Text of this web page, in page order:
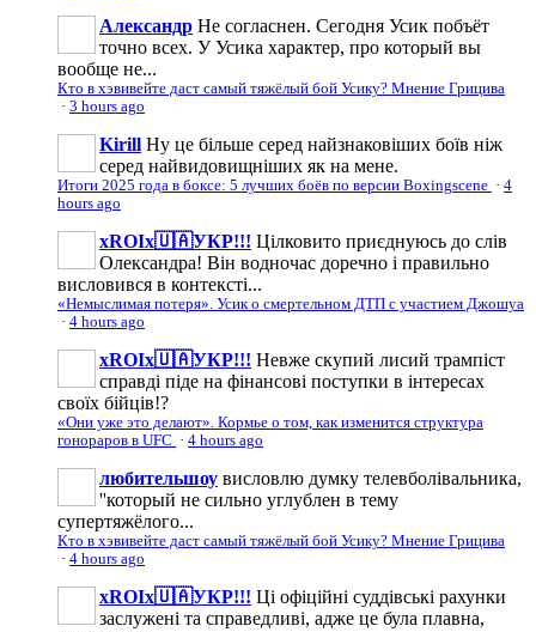
Александр Не согласнен. Сегодня Усик побъёт
точно всех. У Усика характер, про который вы
вообще не...
Кто в хэвивейте даст самый тяжёлый бой Усику? Мнение Грицива
· 3 hours ago
Kirill Ну це більше серед найзнаковіших боїв ніж
серед найвидовищніших як на мене.
Итоги 2025 года в боксе: 5 лучших боёв по версии Boxingscene · 4
hours ago
xROIx🇺🇦УКР!!! Цілковито приєднуюсь до слів
Олександра! Він водночас доречно і правильно
висловився в контексті...
«Немыслимая потеря». Усик о смертельном ДТП с участием Джошуа
· 4 hours ago
xROIx🇺🇦УКР!!! Невже скупий лисий трампіст
справді піде на фінансові поступки в інтересах
своїх бійців!?
«Они уже это делают». Кормье о том, как изменится структура
гонораров в UFC · 4 hours ago
любительшоу висловлю думку телевболівальника,
''который не сильно углублен в тему
супертяжёлого...
Кто в хэвивейте даст самый тяжёлый бой Усику? Мнение Грицива
· 4 hours ago
xROIx🇺🇦УКР!!! Ці офіційні суддівські рахунки
заслужені та справедливі, адже це була плавна,